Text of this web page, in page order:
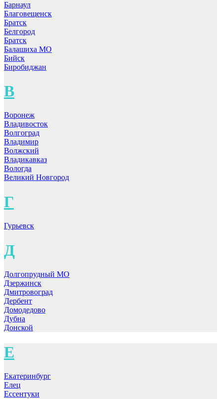
Барнаул
Благовещенск
Братск
Белгород
Братск
Балашиха МО
Бийск
Биробиджан
В
Воронеж
Владивосток
Волгоград
Владимир
Волжский
Владикавказ
Вологда
Великий Новгород
Г
Гурьевск
Д
Долгопрудный МО
Дзержинск
Дмитровоград
Дербент
Домодедово
Дубна
Донской
Е
Екатеринбург
Елец
Ессентуки